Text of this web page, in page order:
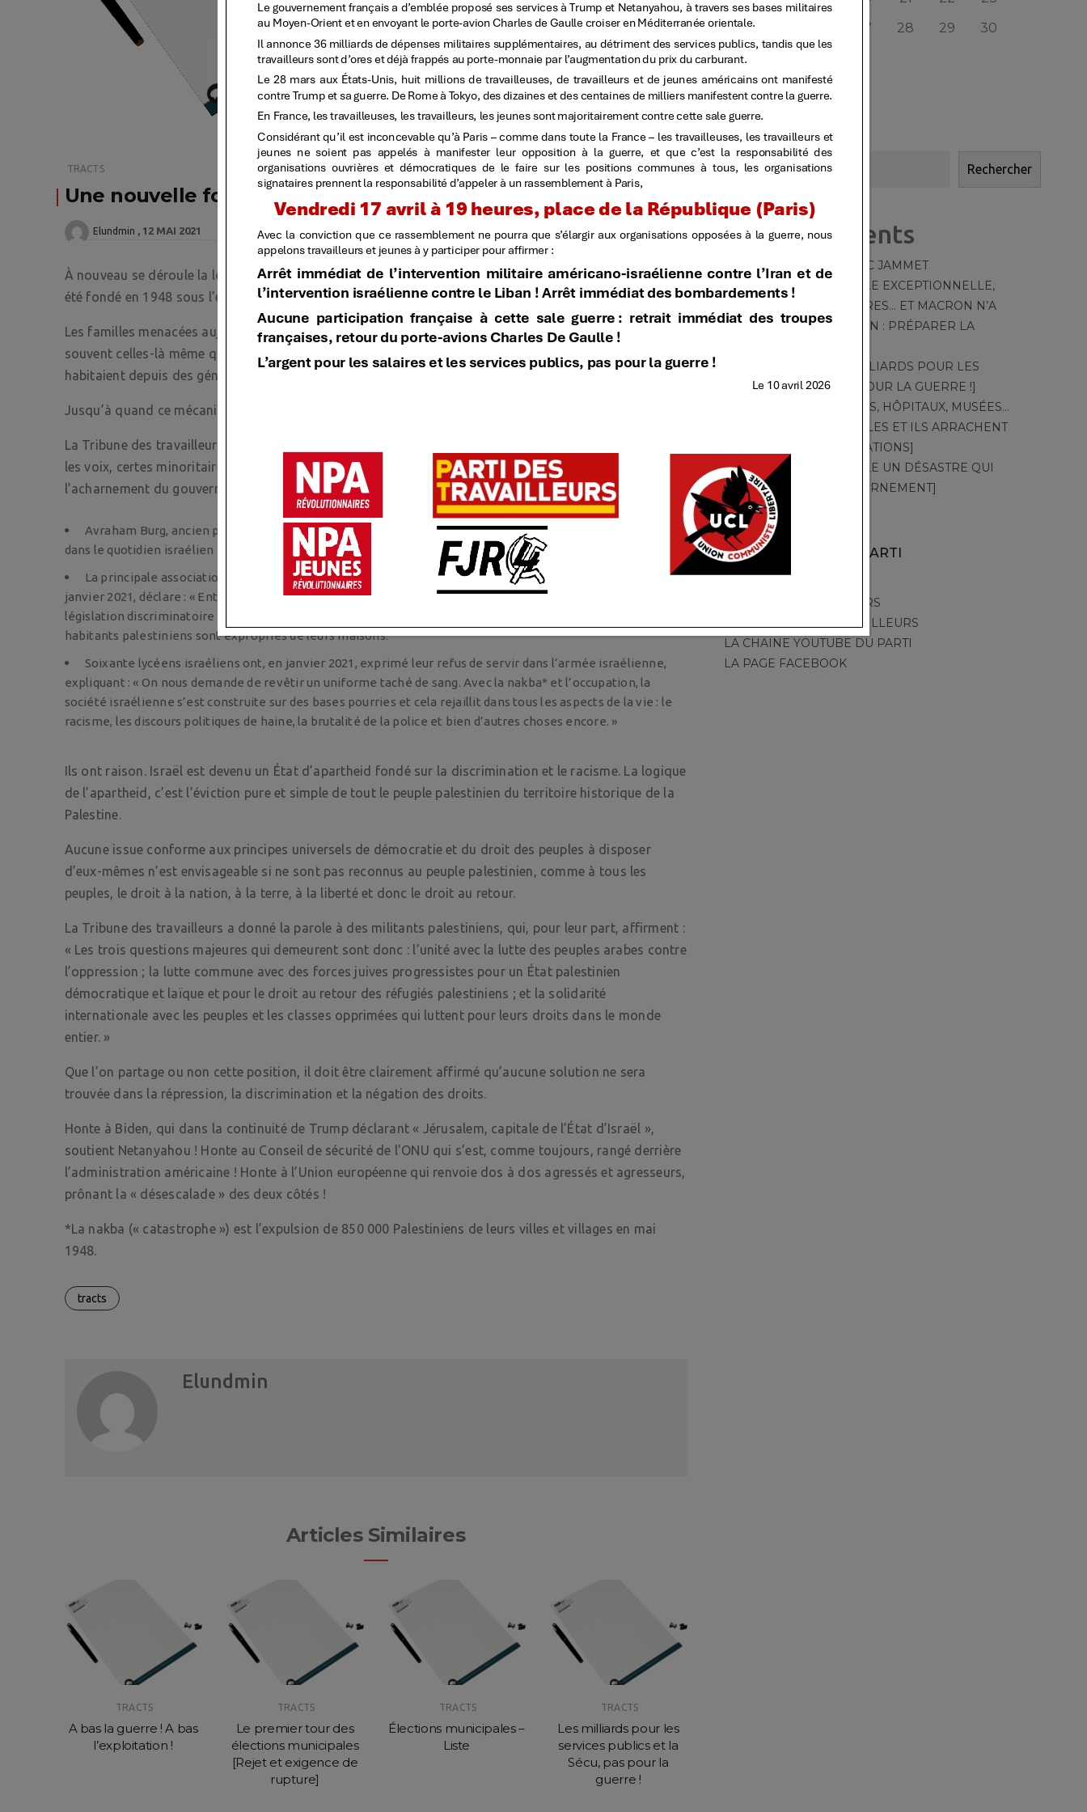
TRACTS
Une nouvelle fois, la terre de Palestine est ensanglantée
Elundmin 12 MAI 2021
À nouveau se déroule la logique de l’expansion coloniale qui caractérise l’État d’Israël depuis qu’il a
été fondé en 1948 sous l’égide de toutes les grandes puissances.
Les familles menacées aujourd’hui d’expulsion dans le quartier de Cheikh Jarrah à Jérusalem sont
souvent celles-là même qui s’y sont établies en 1948, après avoir été chassées des maisons qu’elles
habitaient depuis des générations, en particulier à Jaffa et à Haïfa.
Jusqu’à quand ce mécanisme d’expulsion va-t-il se poursuivre ?
La Tribune des travailleurs, hebdomadaire du Parti ouvrier indépendant démocratique, a fait entendre
les voix, certes minoritaires, de ceux qui, parmi la population juive israélienne, se dressent contre
l’acharnement du gouvernement israélien à l’encontre des Palestiniens :
Avraham Burg, ancien président du Parlement israélien et de l’Agence juive, s’est prononcé en mars 2021
dans le quotidien israélien Haaretz « pour un État de tous ses citoyens ».
La principale association israélienne de défense des droits de l’homme, B’tselem, dans un rapport du 12
janvier 2021, déclare : « Entre le Jourdain et la Méditerranée : c’est l’apartheid ». Elle dénonce comme «
législation discriminatoire » la loi israélienne de 1950 « sur la propriété des absents » au nom de laquelle les
habitants palestiniens sont expropriés de leurs maisons.
Soixante lycéens israéliens ont, en janvier 2021, exprimé leur refus de servir dans l’armée israélienne,
expliquant : « On nous demande de revêtir un uniforme taché de sang. Avec la nakba* et l’occupation, la
société israélienne s’est construite sur des bases pourries et cela rejaillit dans tous les aspects de la vie : le
racisme, les discours politiques de haine, la brutalité de la police et bien d’autres choses encore. »
Ils ont raison. Israël est devenu un État d’apartheid fondé sur la discrimination et le racisme. La logique
de l’apartheid, c’est l’éviction pure et simple de tout le peuple palestinien du territoire historique de la
Palestine.
Aucune issue conforme aux principes universels de démocratie et du droit des peuples à disposer
d’eux-mêmes n’est envisageable si ne sont pas reconnus au peuple palestinien, comme à tous les
peuples, le droit à la nation, à la terre, à la liberté et donc le droit au retour.
La Tribune des travailleurs a donné la parole à des militants palestiniens, qui, pour leur part, affirment :
« Les trois questions majeures qui demeurent sont donc : l’unité avec la lutte des peuples arabes contre
l’oppression ; la lutte commune avec des forces juives progressistes pour un État palestinien
démocratique et laïque et pour le droit au retour des réfugiés palestiniens ; et la solidarité
internationale avec les peuples et les classes opprimées qui luttent pour leurs droits dans le monde
entier. »
Que l’on partage ou non cette position, il doit être clairement affirmé qu’aucune solution ne sera
trouvée dans la répression, la discrimination et la négation des droits.
Honte à Biden, qui dans la continuité de Trump déclarant « Jérusalem, capitale de l’État d’Israël »,
soutient Netanyahou ! Honte au Conseil de sécurité de l’ONU qui s’est, comme toujours, rangé derrière
l’administration américaine ! Honte à l’Union européenne qui renvoie dos à dos agressés et agresseurs,
prônant la « désescalade » des deux côtés !
*La nakba (« catastrophe ») est l’expulsion de 850 000 Palestiniens de leurs villes et villages en mai
1948.
tracts
Elundmin
Articles Similaires
TRACTS
A bas la guerre ! A bas
l’exploitation !
TRACTS
Le premier tour des
élections municipales
[Rejet et exigence de
rupture]
TRACTS
Élections municipales –
Liste
TRACTS
Les milliards pour les
services publics et la
Sécu, pas pour la
guerre !
24
27 28 29
30
31
« AVR JUIN »
Rechercher
Rechercher
Articles récents
HOMMAGE À MARC JAMMET
TT – 550 – [CANICULE EXCEPTIONNELLE,
MOYENS DÉRISOIRES… ET MACRON N’A
QU’UNE OBSESSION : PRÉPARER LA
TT – 549 – [DES MILLIARDS POUR LES
CANADAIR ! PAS POUR LA GUERRE !]
TT – 548 – [CRÈCHES, HÔPITAUX, MUSÉES…
PAR LA GRÈVE, ELLES ET ILS ARRACHENT
LEURS REVENDICATIONS]
TT – 547 – [CANICULE UN DÉSASTRE QUI
ACCUSE LE GOUVERNEMENT]
AUTRES SITES DU PARTI
PARTI DES TRAVAILLEURS
LA TRIBUNE DES TRAVAILLEURS
LA CHAINE YOUTUBE DU PARTI
LA PAGE FACEBOOK